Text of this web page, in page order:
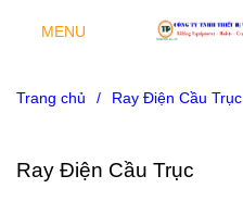
MENU
Trang chủ / Ray Điện Cầu Trục
Ray Điện Cầu Trục